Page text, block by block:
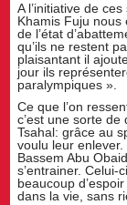
A l’initiative de
Khamis Fuju nous
de l’état
qu’ils ne restent
plaisantant il
jour ils
paralympiques ».
Ce que l’on
c’est une sorte
Tsahal: grâce au
voulu leur
Bassem Abu
s’entrainer.
beaucoup
dans la vie, sans